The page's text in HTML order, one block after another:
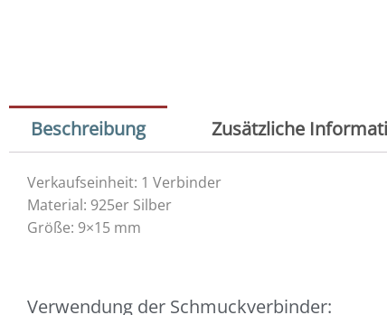
Beschreibung Zusätzliche
Verkaufseinheit: 1 Verbinder
Material: 925er Silber
Größe: 9×15 mm
Verwendung der Schmuckverbinder: